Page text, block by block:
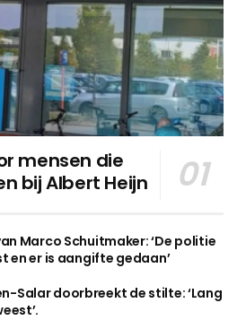
mensen die
bij Albert Heijn
Marco Schuitmaker: ‘De politie
en er is aangifte gedaan’
Salar doorbreekt de stilte: ‘Lang